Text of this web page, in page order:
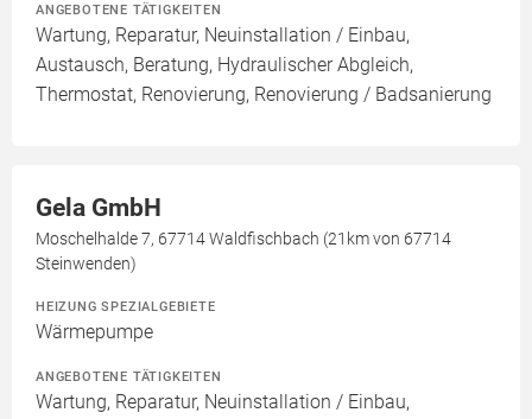
ANGEBOTENE TÄTIGKEITEN
Wartung, Reparatur, Neuinstallation / Einbau,
Austausch, Beratung, Hydraulischer Abgleich,
Thermostat, Renovierung, Renovierung / Badsanierung
Gela GmbH
Moschelhalde 7, 67714 Waldfischbach (21km von 67714
Steinwenden)
HEIZUNG SPEZIALGEBIETE
Wärmepumpe
ANGEBOTENE TÄTIGKEITEN
Wartung, Reparatur, Neuinstallation / Einbau,